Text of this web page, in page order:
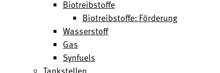
Biotreibstoffe
Biotreibstoffe: Förderung
Wasserstoff
Gas
Synfuels
Tankstellen